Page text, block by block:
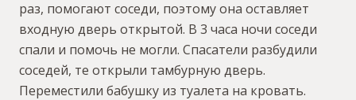
раз, помогают соседи, поэтому она оставляет
входную дверь открытой. В 3 часа ночи соседи
спали и помочь не могли. Спасатели разбудили
соседей, те открыли тамбурную дверь.
Переместили бабушку из туалета на кровать.